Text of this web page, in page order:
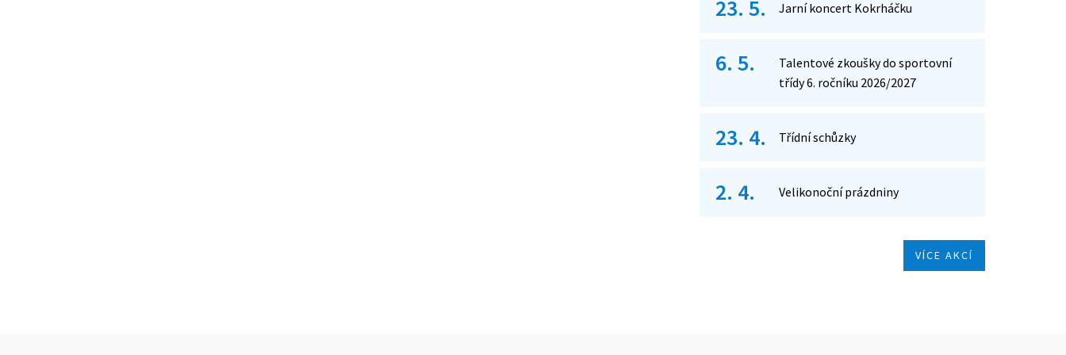
23. 5. Jarní koncert Kokrháčku
6. 5.
Talentové zkoušky do sportovní
třídy 6. ročníku 2026/2027
23. 4. Třídní schůzky
2. 4. Velikonoční prázdniny
VÍCE AKCÍ